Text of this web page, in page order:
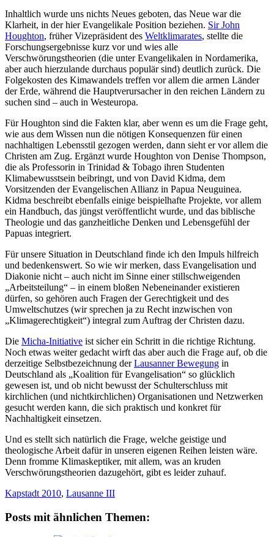
Inhaltlich wurde uns nichts Neues geboten, das Neue war die
Klarheit, in der hier Evangelikale Position beziehen. Sir John
Houghton, früher Vizepräsident des Weltklimarates, stellte die
Forschungsergebnisse kurz vor und wies alle
Verschwörungstheorien (die unter Evangelikalen in Nordamerika,
aber auch hierzulande durchaus populär sind) deutlich zurück. Die
Folgekosten des Kimawandels treffen vor allem die armen Länder
der Erde, während die Hauptverursacher in den reichen Ländern zu
suchen sind – auch in Westeuropa.
Für Houghton sind die Fakten klar, aber wenn es um die Frage geht,
wie aus dem Wissen nun die nötigen Konsequenzen für einen
nachhaltigen Lebensstil gezogen werden, dann sieht er vor allem die
Christen am Zug. Ergänzt wurde Houghton von Denise Thompson,
die als Professorin in Trinidad & Tobago ihren Studenten
Klimabewusstsein beibringt, und von David Kidma, dem
Vorsitzenden der Evangelischen Allianz in Papua Neuguinea.
Kidma beschreibt ebenfalls einige beispielhafte Projekte, vor allem
ein Handbuch, das jüngst veröffentlicht wurde, und das biblische
Theologie und das ganzheitliche Denken und Lebensgefühl der
Papuas integriert.
Für unsere Situation in Deutschland finde ich den Impuls hilfreich
und bedenkenswert. So wie wir merken, dass Evangelisation und
Diakonie nicht – auch nicht im Sinne einer stillschweigenden
„Arbeitsteilung“ – in einem bloßen Nebeneinander existieren
dürfen, so gehören auch Fragen der Gerechtigkeit und des
Umweltschutzes (wir sprechen ja zu Recht inzwischen von
„Klimagerechtigkeit“) integral zum Auftrag der Christen dazu.
Die Micha-Initiative ist sicher ein Schritt in die richtige Richtung.
Noch etwas weiter gedacht wirft das aber auch die Frage auf, ob die
derzeitige Selbstbezeichnung derLausanner Bewegung in
Deutschland als „Koalition für Evangelisation“ so glücklich
gewesen ist, und ob nicht bewusst der Schulterschluss mit
kirchlichen (und nichtkirchlichen) Organisationen und Netzwerken
gesucht werden kann, die sich praktisch und konkret für
Nachhaltigkeit einsetzen.
Und es stellt sich natürlich die Frage, welche geistige und
theologische Arbeit dafür in unseren eigenen Reihen leisten wäre.
Denn fromme Klimaskeptiker, mit allem, was an kruden
Verschwörungstheorien dazugehört, gibt es leider zuhauf.
Kapstadt 2010, Lausanne III
Posts mit ähnlichen Themen: